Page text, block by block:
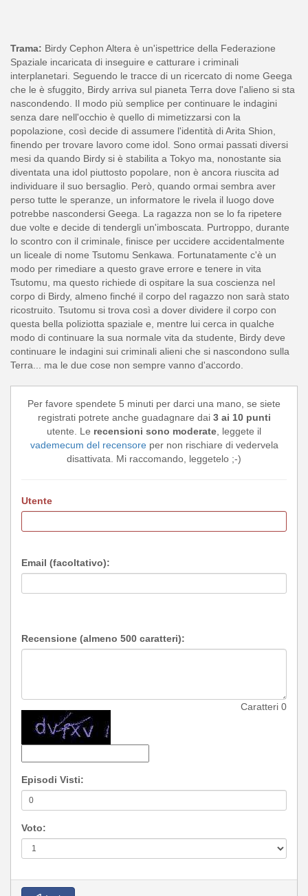
Trama: Birdy Cephon Altera è un'ispettrice della Federazione
Spaziale incaricata di inseguire e catturare i criminali
interplanetari. Seguendo le tracce di un ricercato di nome Geega
che le è sfuggito, Birdy arriva sul pianeta Terra dove l'alieno si sta
nascondendo. Il modo più semplice per continuare le indagini
senza dare nell'occhio è quello di mimetizzarsi con la
popolazione, così decide di assumere l'identità di Arita Shion,
finendo per trovare lavoro come idol. Sono ormai passati diversi
mesi da quando Birdy si è stabilita a Tokyo ma, nonostante sia
diventata una idol piuttosto popolare, non è ancora riuscita ad
individuare il suo bersaglio. Però, quando ormai sembra aver
perso tutte le speranze, un informatore le rivela il luogo dove
potrebbe nascondersi Geega. La ragazza non se lo fa ripetere
due volte e decide di tendergli un'imboscata. Purtroppo, durante
lo scontro con il criminale, finisce per uccidere accidentalmente
un liceale di nome Tsutomu Senkawa. Fortunatamente c'è un
modo per rimediare a questo grave errore e tenere in vita
Tsutomu, ma questo richiede di ospitare la sua coscienza nel
corpo di Birdy, almeno finché il corpo del ragazzo non sarà stato
ricostruito. Tsutomu si trova così a dover dividere il corpo con
questa bella poliziotta spaziale e, mentre lui cerca in qualche
modo di continuare la sua normale vita da studente, Birdy deve
continuare le indagini sui criminali alieni che si nascondono sulla
Terra... ma le due cose non sempre vanno d'accordo.
Per favore spendete 5 minuti per darci una mano, se siete
registrati potrete anche guadagnare dai 3 ai 10 punti
utente. Le recensioni sono moderate, leggete il
vademecum del recensoreper non rischiare di vedervela
disattivata. Mi raccomando, leggetelo ;-)
Utente
Email (facoltativo):
Recensione (almeno 500 caratteri):
Caratteri 0
Episodi Visti:
Voto: